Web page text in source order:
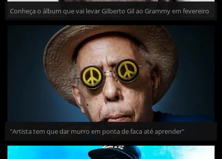
Conheça o álbum que vai levar Gilberto Gil ao Grammy em fevereiro
"Artista tem que dar murro em ponta de faca até aprender"